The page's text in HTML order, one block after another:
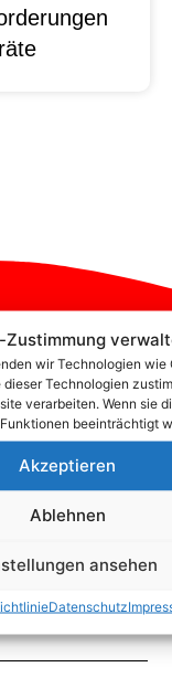
Zustimmung
wir Technologien
Technologien
verarbeiten. Wenn sie
beeinträchtigt
Akzeptieren
Ablehnen
ansehen
Datenschutz